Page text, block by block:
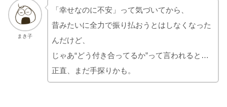
まき子
「幸せなのに不安」って気づいてから、
昔みたいに全力で振り払おうとはしなくなった
んだけど、
じゃあ“どう付き合ってるか”って言われると…
正直、まだ手探りかも。